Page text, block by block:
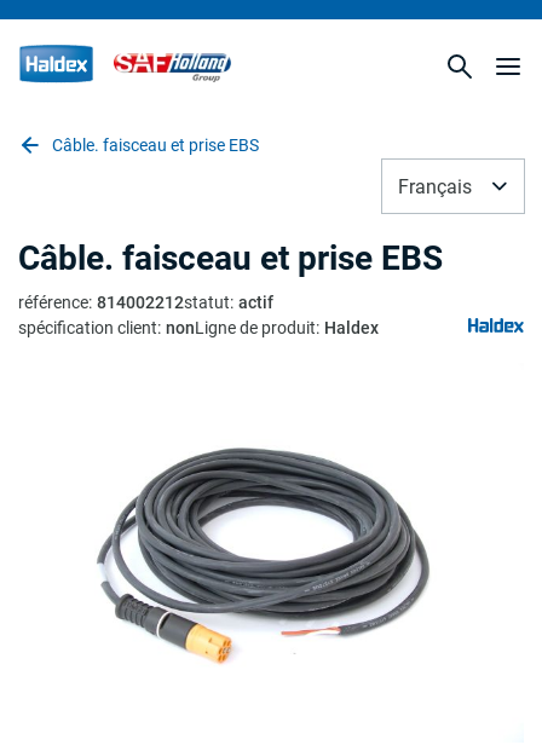
Câble. faisceau et prise EBS
Français
Câble. faisceau et prise EBS
référence: 814002212statut: actif
spécification client: nonLigne de produit: Haldex